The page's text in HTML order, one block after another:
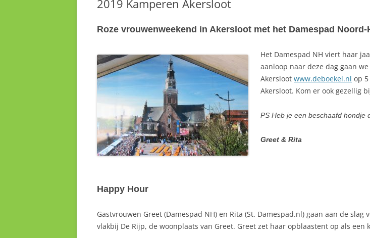
2019 Kamperen Akersloot
Roze vrouwenweekend in Akersloot met het Damespad
Het Damespad NH viert haar
aanloop naar deze dag gaan
Akersloot www.deboekel.nl op
Akersloot. Kom er ook gezellig
PS Heb je een beschaafd hondje
Greet & Rita
Happy Hour
Gastvrouwen Greet (Damespad NH) en Rita (St. Damespad.nl) gaan aan de
vlakbij De Rijp, de woonplaats van Greet. Greet zet haar opblaastent op als